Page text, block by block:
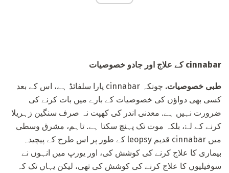
cinnabar کے علاج اور جادو خصوصیات
طبی خصوصیات.
چونکہ cinnabar پارا سلفائڈ ہے، اس کے بعد
کسی بھی دواؤں کی خصوصیات کے بارے میں بات کرنے کی
ضرورت نہیں ہے. معدنی اندر کی کھپت نہ صرف سنگین زہریلا
کرنے کے لۓ، بلکہ موت تک پہنچ سکتا ہے. تاہم، مشرق وسطی
میں cinnabar قدیم leopsy کے طور پر اس طرح کے پیچیدہ
بیماری کا علاج کرنے کی کوشش کی، اور یورپ میں انہوں نے
سوفیلیوں کا علاج کرنے کی کوشش کی تھی، لیکن یہاں تک کہ